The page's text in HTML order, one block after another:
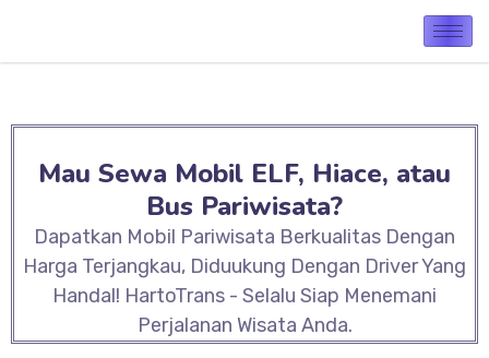
Mau Sewa Mobil ELF, Hiace, atau
Bus Pariwisata?
Dapatkan Mobil Pariwisata Berkualitas Dengan
Harga Terjangkau, Diduukung Dengan Driver Yang
Handal! HartoTrans - Selalu Siap Menemani
Perjalanan Wisata Anda.